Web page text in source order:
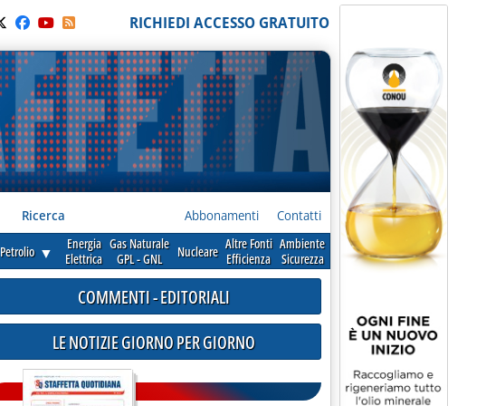
RICHIEDI ACCESSO GRATUITO
Ricerca Abbonamenti Contatti
Petrolio ▼
Energia
Elettrica
Gas Naturale
GPL - GNL
Nucleare Altre Fonti
Efficienza
Ambiente
Sicurezza
COMMENTI - EDITORIALI
LE NOTIZIE GIORNO PER GIORNO